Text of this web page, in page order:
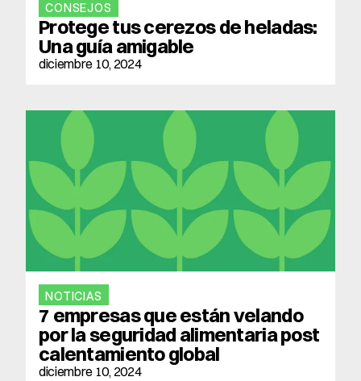
CONSEJOS
Protege tus cerezos de heladas:
Una guía amigable
diciembre 10, 2024
NOTICIAS
7 empresas que están velando
por la seguridad alimentaria post
calentamiento global
diciembre 10, 2024